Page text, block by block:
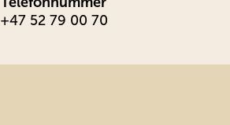
+47 52 79 00 70